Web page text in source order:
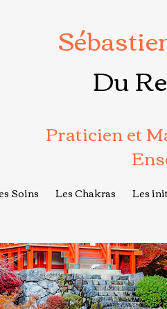
Du
Praticien et
Soins Les Chakras Les